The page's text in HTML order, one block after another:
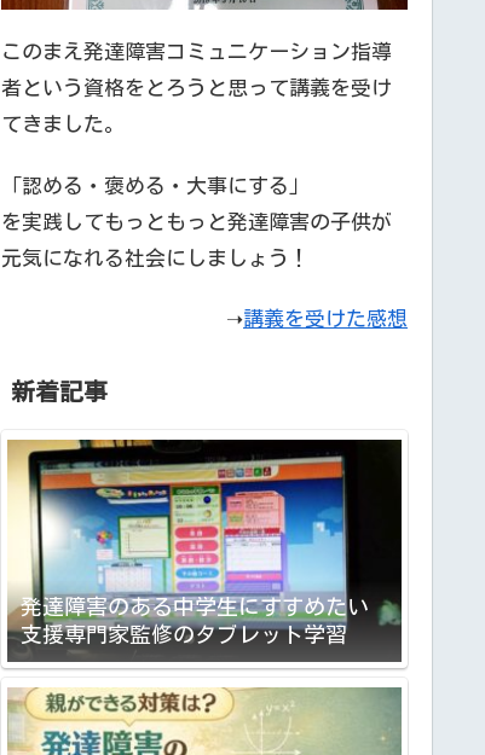
このまえ発達障害コミュニケーション指導
者という資格をとろうと思って講義を受け
てきました。
「認める・褒める・大事にする」
を実践してもっともっと発達障害の子供が
元気になれる社会にしましょう！
➝講義を受けた感想
新着記事
発達障害のある中学生にすすめたい
支援専門家監修のタブレット学習